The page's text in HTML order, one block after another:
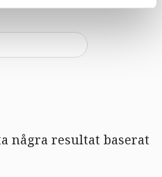
några resultat baserat